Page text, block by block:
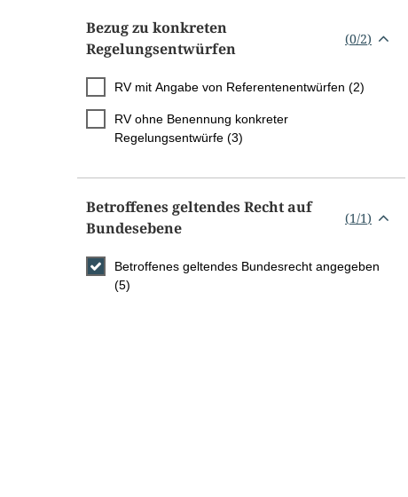
Bezug zu konkreten
Regelungsentwürfen
(0/2)
RV mit Angabe von Referentenentwürfen (2)
RV ohne Benennung konkreter
Regelungsentwürfe (3)
Betroffenes geltendes Recht auf
Bundesebene
(1/1)
Betroffenes geltendes Bundesrecht angegeben
(5)